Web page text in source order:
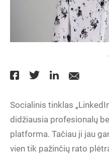
Socialinis tinklas
didžiausia profesionalų
platforma. Tačiau ji jau
vien tik pažinčių rato